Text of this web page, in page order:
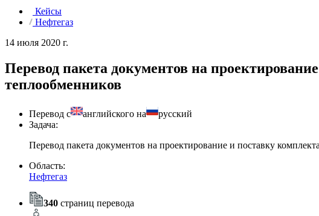
Кейсы
Нефтегаз
14 июля 2020 г.
Перевод пакета документов на
теплообменников
Перевод с английского на
русский
Задача:
Перевод пакета документов на проектирование и поставку
Область:
Нефтегаз
340 страниц перевода